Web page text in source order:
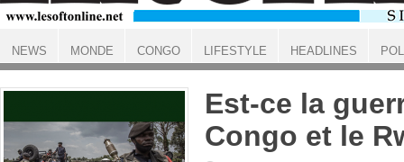
ACCUEIL
Est-ce la
Congo et le
NEWS MONDE CONGO LIFESTYLE HEADLINES